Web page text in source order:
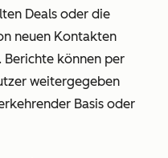
Deals oder die
neuen Kontakten
Berichte können per
weitergegeben
Basis oder